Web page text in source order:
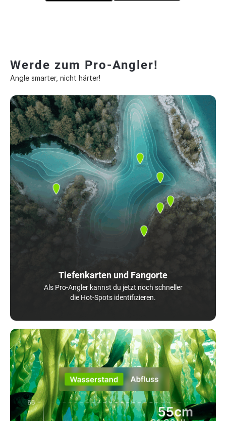
Werde zum Pro-Angler!
Angle smarter, nicht härter!
Tiefenkarten und Fangorte
Als Pro-Angler kannst du jetzt noch schneller
die Hot-Spots identifizieren.